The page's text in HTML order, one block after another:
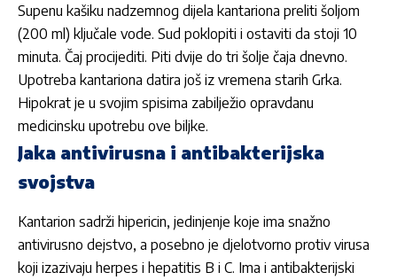
Supenu kašiku nadzemnog dijela kantariona preliti šoljom
(200 ml) ključale vode. Sud poklopiti i ostaviti da stoji 10
minuta. Čaj procijediti. Piti dvije do tri šolje čaja dnevno.
Upotreba kantariona datira još iz vremena starih Grka.
Hipokrat je u svojim spisima zabilježio opravdanu
medicinsku upotrebu ove biljke.
Jaka antivirusna i antibakterijska
svojstva
Kantarion sadrži hipericin, jedinjenje koje ima snažno
antivirusno dejstvo, a posebno je djelotvorno protiv virusa
koji izazivaju herpes i hepatitis B i C. Ima i antibakterijski